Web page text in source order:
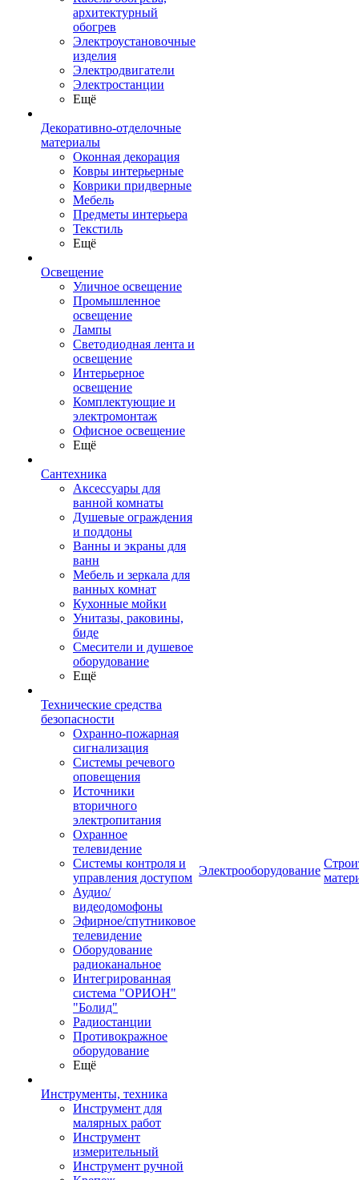
архитектурный
обогрев
Электроустановочные
изделия
Электродвигатели
Электростанции
Ещё
Декоративно-отделочные
материалы
Оконная декорация
Ковры интерьерные
Коврики придверные
Мебель
Предметы интерьера
Текстиль
Ещё
Освещение
Уличное освещение
Промышленное
освещение
Лампы
Светодиодная лента и
освещение
Интерьерное
освещение
Комплектующие и
электромонтаж
Офисное освещение
Ещё
Сантехника
Аксессуары для
ванной комнаты
Душевые ограждения
и поддоны
Ванны и экраны для
ванн
Мебель и зеркала для
ванных комнат
Кухонные мойки
Унитазы, раковины,
биде
Смесители и душевое
оборудование
Ещё
Технические средства
безопасности
Охранно-пожарная
сигнализация
Системы речевого
оповещения
Источники
вторичного
электропитания
Охранное
телевидение
Системы контроля и
управления доступом
Аудио/
видеодомофоны
Эфирное/спутниковое
телевидение
Оборудование
радиоканальное
Интегрированная
система "ОРИОН"
"Болид"
Радиостанции
Противокражное
оборудование
Ещё
Инструменты, техника
Инструмент для
малярных работ
Инструмент
измерительный
Инструмент ручной
Электрооборудование